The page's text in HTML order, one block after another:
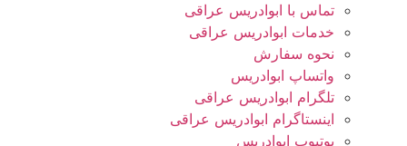
تماس با ابوادریس عراقی
خدمات ابوادریس عراقی
نحوه سفارش
واتساپ ابوادریس
تلگرام ابوادریس عراقی
اینستاگرام ابوادریس عراقی
یوتیوب ابوادریس